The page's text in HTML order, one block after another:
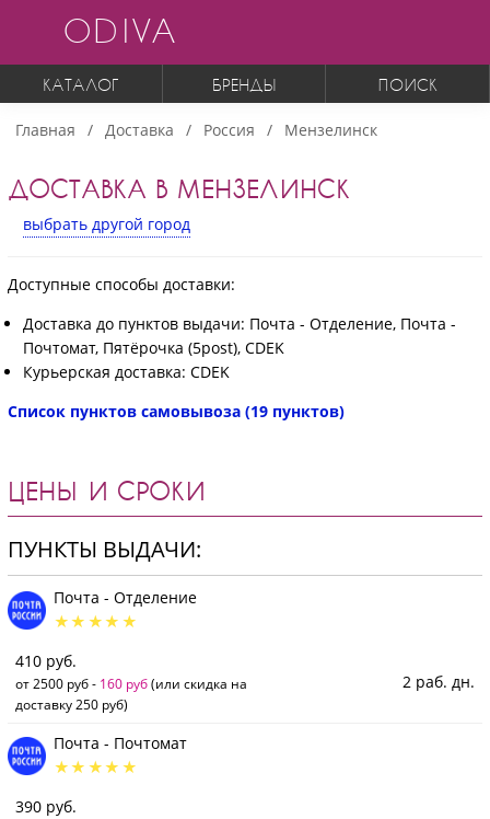
ODIVA
КАТАЛОГ БРЕНДЫ ПОИСК
Главная Доставка Россия Мензелинск
ДОСТАВКА В МЕНЗЕЛИНСК
выбрать другой город
Доступные способы доставки:
Доставка до пунктов выдачи: Почта - Отделение, Почта -
Почтомат, Пятёрочка (5post), CDEK
Курьерская доставка: CDEK
Список пунктов самовывоза (19 пунктов)
ЦЕНЫ И СРОКИ
ПУНКТЫ ВЫДАЧИ:
Почта - Отделение
410 руб.
от 2500 руб - 160 руб(или скидка на
доставку 250 руб)
2 раб. дн.
Почта - Почтомат
390 руб.